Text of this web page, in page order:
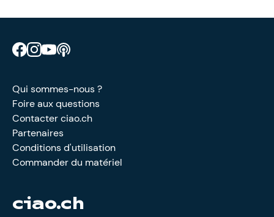
Retrouve CIAO sur Facebook
Retrouve CIAO sur Instagram
Retrouve CIAO sur YouTube
Qui sommes-nous ?
Foire aux questions
Contacter ciao.ch
Partenaires
Conditions d'utilisation
Commander du matériel
ciao.ch